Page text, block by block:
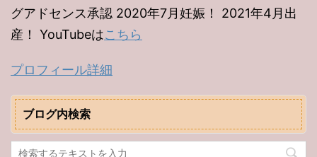
グアドセンス承認 2020年7月妊娠！ 2021年4月出
産！ YouTubeはこちら
プロフィール詳細
ブログ内検索